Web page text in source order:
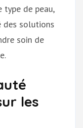
de peau,
des solutions
soin de
les